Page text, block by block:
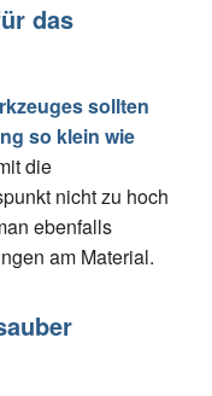
das
sollten
so klein wie
die
nicht zu hoch
ebenfalls
am Material.